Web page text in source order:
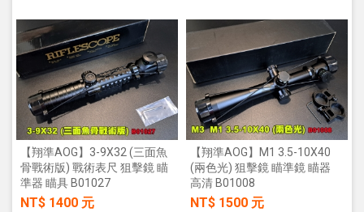
【翔準AOG】3-9X32 (三面魚
骨戰術版) 戰術表尺 狙擊鏡 瞄
準器 瞄具 B01027
NT$ 1400 元
【翔準AOG】M1 3.5-10X40
(兩色光) 狙擊鏡 瞄準鏡 瞄器
高清 B01008
NT$ 1500 元